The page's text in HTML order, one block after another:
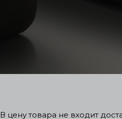
В цену товара не входит